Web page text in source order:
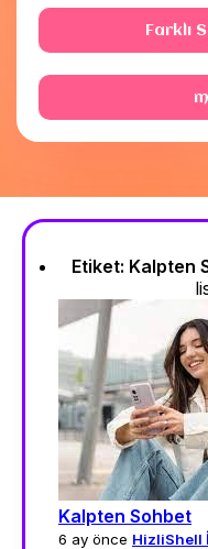
Farklı
Etiket: Kalpten
Kalpten Sohbet
6 ay önce HizliShell